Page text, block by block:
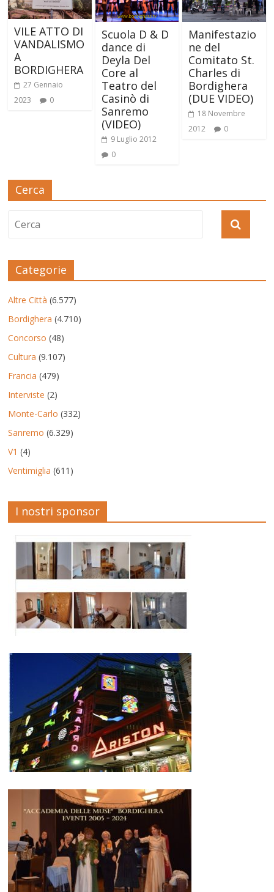
VILE ATTO DI
VANDALISMO
A
BORDIGHERA
27 Gennaio
2023
0
Scuola D & D
dance di
Deyla Del
Core al
Teatro del
Casinò di
Sanremo
(VIDEO)
9 Luglio 2012
0
Manifestazio
ne del
Comitato St.
Charles di
Bordighera
(DUE VIDEO)
18 Novembre
2012
0
Cerca
Categorie
Altre Città (6.577)
Bordighera (4.710)
Concorso (48)
Cultura (9.107)
Francia (479)
Interviste (2)
Monte-Carlo (332)
Sanremo (6.329)
V1 (4)
Ventimiglia (611)
I nostri sponsor